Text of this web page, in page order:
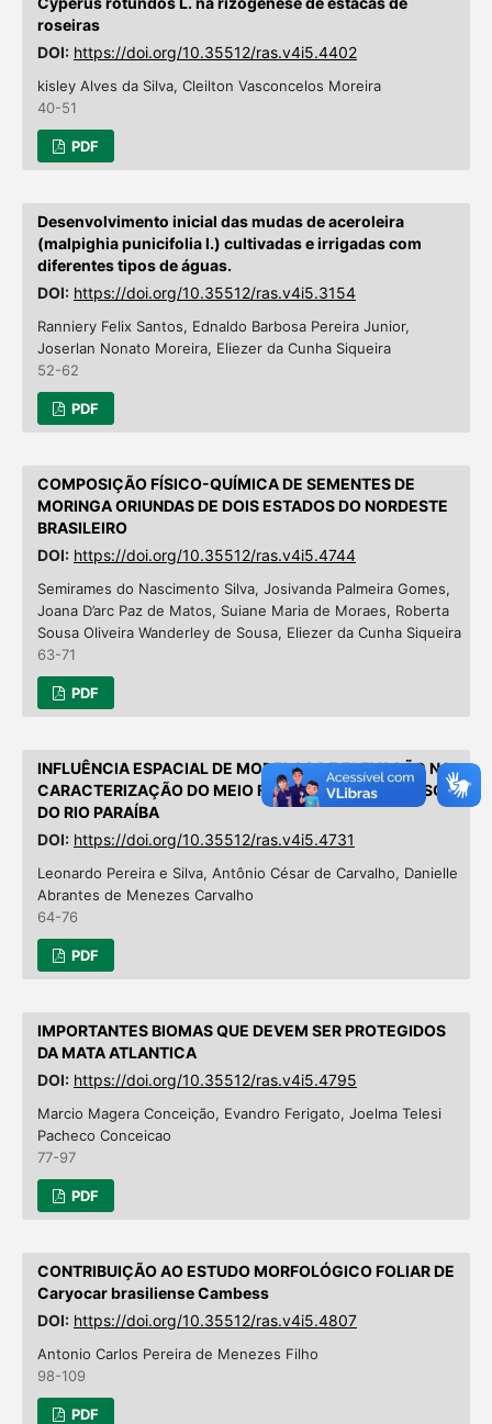
roseiras
DOI: https://doi.org/10.35512/ras.v4i5.4402
kisley Alves da Silva, Cleilton Vasconcelos Moreira
40-51
PDF
Desenvolvimento inicial das mudas de aceroleira
(malpighia punicifolia l.) cultivadas e irrigadas com
diferentes tipos de águas.
DOI: https://doi.org/10.35512/ras.v4i5.3154
Ranniery Felix Santos, Ednaldo Barbosa Pereira Junior,
Joserlan Nonato Moreira, Eliezer da Cunha Siqueira
52-62
PDF
COMPOSIÇÃO FÍSICO-QUÍMICA DE SEMENTES DE
MORINGA ORIUNDAS DE DOIS ESTADOS DO NORDESTE
BRASILEIRO
DOI: https://doi.org/10.35512/ras.v4i5.4744
Semirames do Nascimento Silva, Josivanda Palmeira Gomes,
Joana D’arc Paz de Matos, Suiane Maria de Moraes, Roberta
Sousa Oliveira Wanderley de Sousa, Eliezer da Cunha Siqueira
63-71
PDF
INFLUÊNCIA ESPACIAL DE MODELOS DE ELEVAÇÃO NA
CARACTERIZAÇÃO DO MEIO FÍSICO NO BAIXO CURSO
DO RIO PARAÍBA
DOI: https://doi.org/10.35512/ras.v4i5.4731
Leonardo Pereira e Silva, Antônio César de Carvalho, Danielle
Abrantes de Menezes Carvalho
64-76
PDF
IMPORTANTES BIOMAS QUE DEVEM SER PROTEGIDOS
DA MATA ATLANTICA
DOI: https://doi.org/10.35512/ras.v4i5.4795
Marcio Magera Conceição, Evandro Ferigato, Joelma Telesi
Pacheco Conceicao
77-97
PDF
CONTRIBUIÇÃO AO ESTUDO MORFOLÓGICO FOLIAR DE
Caryocar brasiliense Cambess
DOI: https://doi.org/10.35512/ras.v4i5.4807
Antonio Carlos Pereira de Menezes Filho
98-109
PDF